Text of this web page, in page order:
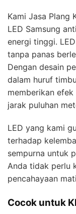
Kami Jasa Plang
LED Samsung
energi tinggi.
tanpa panas
Dengan desain
dalam huruf
memberikan
jarak puluhan
LED yang kami
terhadap
sempurna untuk
Anda tidak perlu
pencahayaan
Cocok untuk